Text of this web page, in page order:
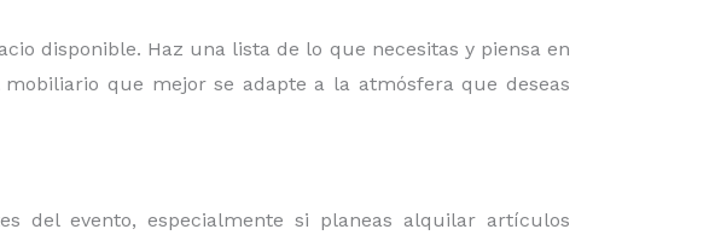
disponible. Haz una lista de lo que necesitas y piensa en
que mejor se adapte a la atmósfera que deseas
del evento, especialmente si planeas alquilar artículos